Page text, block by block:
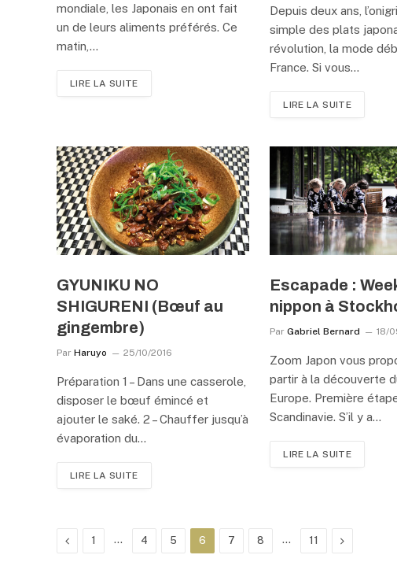
mondiale, les Japonais en ont fait
un de leurs aliments préférés. Ce
matin,…
LIRE LA SUITE
Depuis deux ans,
simple des plats
révolution, la mode
France. Si vous…
LIRE LA SUITE
GYUNIKU NO
SHIGURENI (Bœuf au
gingembre)
Par Haruyo 25/10/2016
Préparation 1 – Dans une casserole,
disposer le bœuf émincé et
ajouter le saké. 2 – Chauffer jusqu’à
évaporation du…
LIRE LA SUITE
Escapade :
nippon à
Par Gabriel Bernard 18/
Zoom Japon vous
partir à la découverte
Europe. Première
Scandinavie. S’il y a…
LIRE LA SUITE
Précédent
1 … 4 5 6 7 8 … 11 Suivant